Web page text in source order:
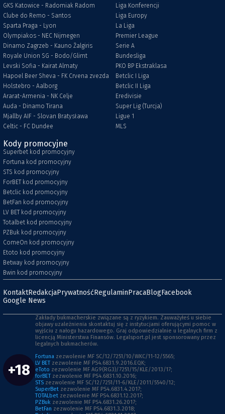
GKS Katowice - Radomiak Radom
Clube do Remo - Santos
Sparta Praga - Lyon
Olympiakos - NEC Nijmegen
Dinamo Zagrzeb - Kauno Žalgiris
Royale Union SG - Bodo/Glimt
Levski Sofia - Kairat Almaty
Hapoel Beer Sheva - FK Crvena zvezda
Holstebro - Aalborg
Ararat-Armenia - NK Celje
Auda - Dinamo Tirana
Mjallby AIF - Slovan Bratysława
Celtic - FC Dundee
Liga Konferencji
Liga Europy
La Liga
Premier League
Serie A
Bundesliga
PKO BP Ekstraklasa
Betclic I Liga
Betclic II Liga
Eredivisie
Super Lig (Turcja)
Ligue 1
MLS
Kody promocyjne
Superbet kod promocyjny
Fortuna kod promocyjny
STS kod promocyjny
ForBET kod promocyjny
Betclic kod promocyjny
BetFan kod promocyjny
LV BET kod promocyjny
Totalbet kod promocyjny
PZBuk kod promocyjny
ComeOn kod promocyjny
Etoto kod promocyjny
Betway kod promocyjny
Bwin kod promocyjny
KontaktRedakcjaPrywatnośćRegulaminPracaBlogFacebook
Google News
+18
Zakłady bukmacherskie związane są z ryzykiem. Zauważyłeś u siebie
objawy uzależnienia skontaktuj się z instytucjami oferującymi pomoc w
wyjściu z nałogu hazardowego. Graj odpowiedzialnie u legalnych firm z
licencją Ministerstwa Finansów. Legalsport.pl jest sponsorowany przez
legalnych bukmacherów.
Fortuna zezwolenie MF SC/12/7251/10/WKC/11-12/5565;
LV BET zezwolenie MF PS4.6831.9.2016.EQK;
eToto zezwolenie MF AG9(RG3)/7251/15/KLE/2013/17;
forBET zezwolenie MF PS4.6831.10.2016;
STS zezwolenie MF SC/12/7251/11-6/KLE/2011/5540/12;
SuperBet zezwolenie MF PS4.6831.4.2017;
TOTALbet zezwolenie MF PS4.6831.12.2017;
PZBuk zezwolenie MF PS4.6831.26.2017;
BetFan zezwolenie MF PS4.6831.3.2018;